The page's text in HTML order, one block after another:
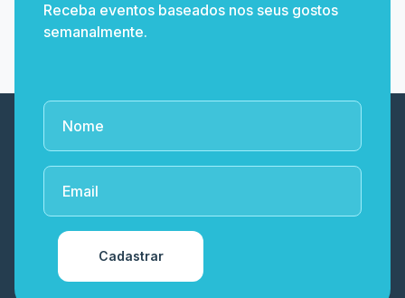
Receba eventos baseados nos seus gostos
semanalmente.
Cadastrar